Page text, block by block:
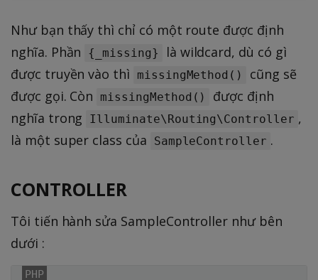
Như bạn thấy thì chỉ có một route được định
nghĩa. Phần
{_missing}
là wildcard, dù có gì
được truyền vào thì
missingMethod()
cũng sẽ
được gọi. Còn
missingMethod()
được định
nghĩa trong
Illuminate\Routing\Controller ,
là một super class của
SampleController .
CONTROLLER
Tôi tiến hành sửa SampleController như bên
dưới :